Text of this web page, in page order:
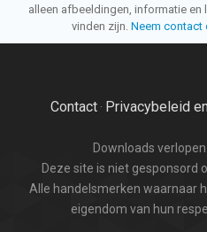
alleen afbeeldingen, informatie en
vinden zijn. Neem contact
Contact· Privacybeleid
Downloads
Deze site is niet gesponsord
Alle handelsmerken waarnaar
eigendom van hun